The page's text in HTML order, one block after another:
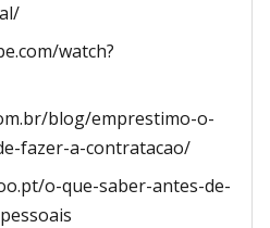
watch?
blog/emprestimo-o-
fazer-a-contratacao/
o-que-saber-antes-de-